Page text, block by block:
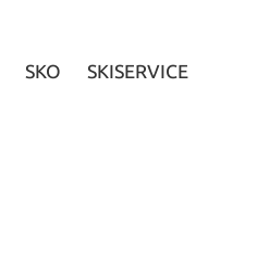
SKO
SKISERVICE